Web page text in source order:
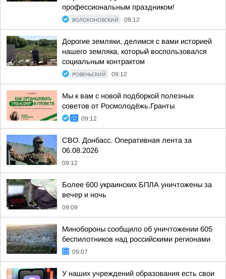
профессиональным праздником!
ВОЛОКОНОВСКИЙ 09:12
Дорогие земляки, делимся с вами историей
нашего земляка, который воспользовался
социальным контрактом
РОВЕНЬСКИЙ 09:12
Мы к вам с новой подборкой полезных
советов от Росмолодёжь.Гранты
09:12
СВО. Донбасс. Оперативная лента за
06.08.2026
09:12
Более 600 украинских БПЛА уничтожены за
вечер и ночь
09:09
Минобороны сообщило об уничтожении 605
беспилотников над российскими регионами
09:07
У наших учреждений образования есть свои